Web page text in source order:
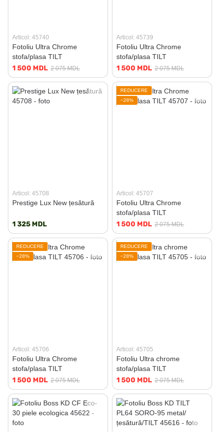
Articol: 45740
Fotoliu Ultra Chrome
stofa/plasa TILT
1 500 MDL 2 075 MDL
Articol: 45739
Fotoliu Ultra Chrome
stofa/plasa TILT
1 500 MDL 2 075 MDL
Articol: 45708
Prestige Lux New țesătură
1 325 MDL
REDUCERE
−28%
Articol: 45707
Fotoliu Ultra Chrome
stofa/plasa TILT
1 500 MDL 2 075 MDL
REDUCERE
−28%
Articol: 45706
Fotoliu Ultra Chrome
stofa/plasa TILT
1 500 MDL 2 075 MDL
REDUCERE
−28%
Articol: 45705
Fotoliu Ultra chrome
stofa/plasa TILT
1 500 MDL 2 075 MDL